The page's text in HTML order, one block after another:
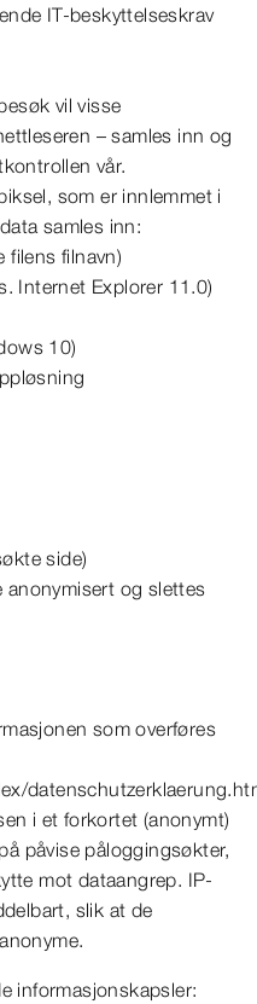
IT-beskyttelseskrav
vil visse
– samles inn og
vår.
som er innlemmet i
samles inn:
filens filnavn)
Internet Explorer 11.0)
10)
side)
anonymisert og slettes
som overføres
i et forkortet (anonymt)
påvise påloggingsøkter,
mot dataangrep. IP-
slik at de
informasjonskapsler: